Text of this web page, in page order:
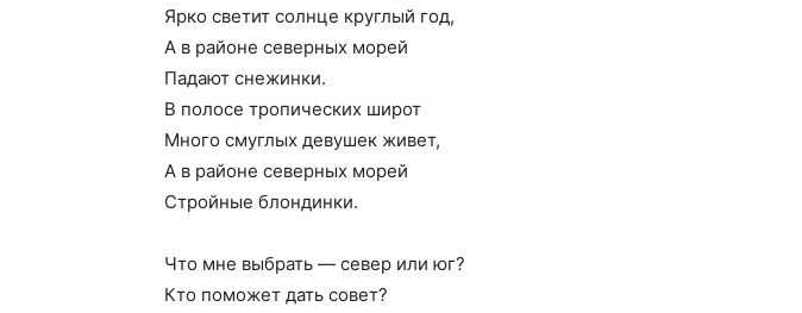
Ярко светит солнце круглый год,
А в районе северных морей
Падают снежинки.
В полосе тропических широт
Много смуглых девушек живет,
А в районе северных морей
Стройные блондинки.
Что мне выбрать — север или юг?
Кто поможет дать совет?